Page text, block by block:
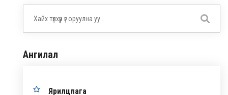
Ангилал
Ярилцлага